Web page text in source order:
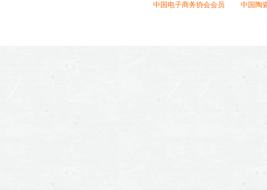
中国电子商务协会会员 中国陶